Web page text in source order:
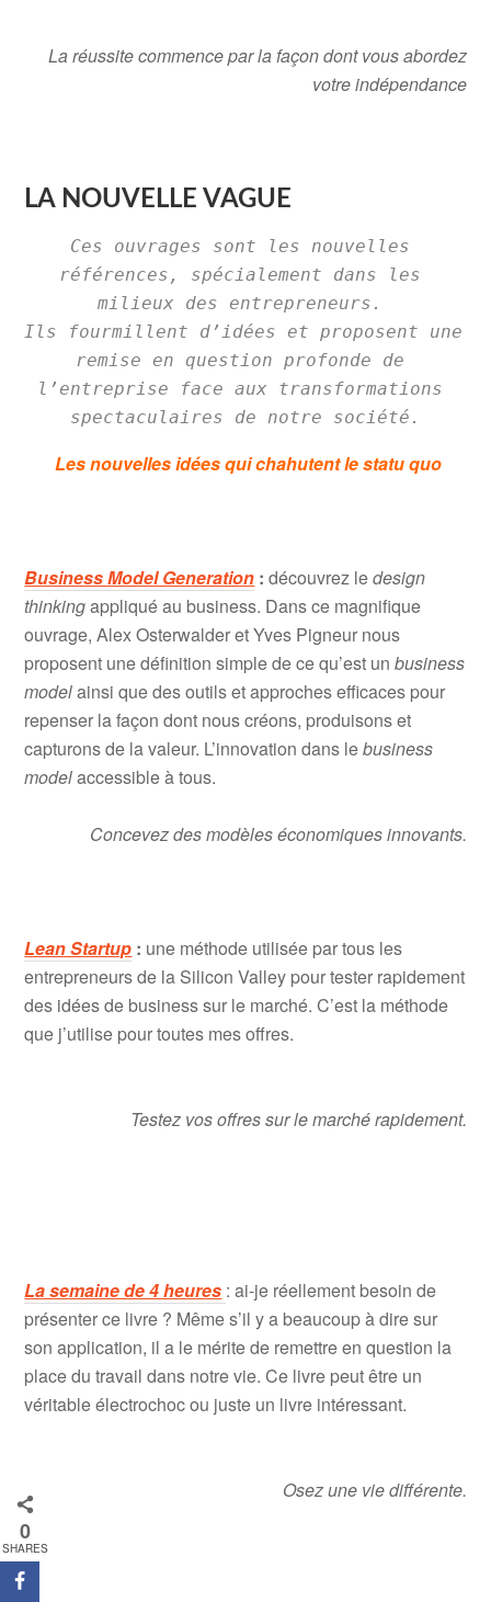
La réussite commence par la façon dont vous abordez
votre indépendance
LA NOUVELLE VAGUE
Ces ouvrages sont les nouvelles
références, spécialement dans les
milieux des entrepreneurs.
Ils fourmillent d’idées et proposent une
remise en question profonde de
l’entreprise face aux transformations
spectaculaires de notre société.
Les nouvelles idées qui chahutent le statu quo
Business Model Generation : découvrez ledesign
thinkingappliqué au business. Dans ce magnifique
ouvrage, Alex Osterwalder et Yves Pigneur nous
proposent une définition simple de ce qu’est unbusiness
modelainsi que des outils et approches efficaces pour
repenser la façon dont nous créons, produisons et
capturons de la valeur. L’innovation dans lebusiness
modelaccessible à tous.
Concevez des modèles économiques innovants.
Lean Startup : une méthode utilisée par tous les
entrepreneurs de la Silicon Valley pour tester rapidement
des idées de business sur le marché. C’est la méthode
que j’utilise pour toutes mes offres.
Testez vos offres sur le marché rapidement.
La semaine de 4 heures : ai-je réellement besoin de
présenter ce livre ? Même s’il y a beaucoup à dire sur
son application, il a le mérite de remettre en question la
place du travail dans notre vie. Ce livre peut être un
véritable électrochoc ou juste un livre intéressant.
Osez une vie différente.
0
SHARES